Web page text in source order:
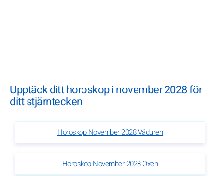
Upptäck ditt horoskop i november 2028 för
ditt stjärntecken
Horoskop November 2028 Väduren
Horoskop November 2028 Oxen